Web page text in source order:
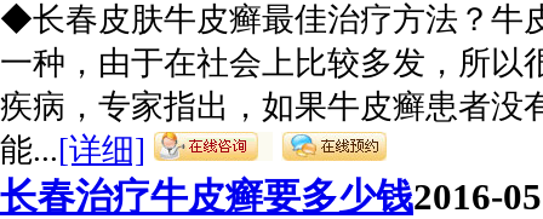
◆长春皮肤牛皮癣最佳治疗方法？牛
一种，由于在社会上比较多发，所以
疾病，专家指出，如果牛皮癣患者没
能...[详细]
长春治疗牛皮癣要多少钱2016-